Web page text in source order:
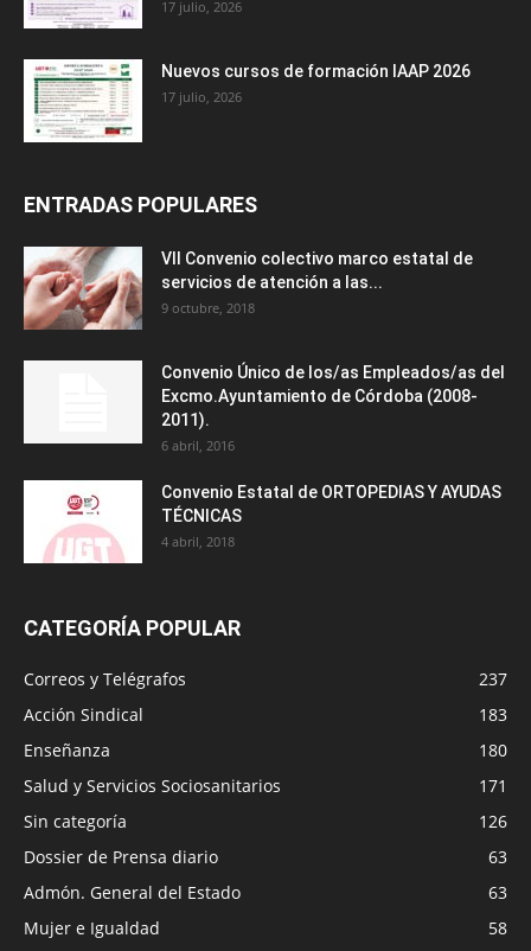
17 julio, 2026
Nuevos cursos de formación IAAP 2026
17 julio, 2026
ENTRADAS POPULARES
VII Convenio colectivo marco estatal de
servicios de atención a las...
9 octubre, 2018
Convenio Único de los/as Empleados/as del
Excmo.Ayuntamiento de Córdoba (2008-
2011).
6 abril, 2016
Convenio Estatal de ORTOPEDIAS Y AYUDAS
TÉCNICAS
4 abril, 2018
CATEGORÍA POPULAR
Correos y Telégrafos
237
Acción Sindical
183
Enseñanza
180
Salud y Servicios Sociosanitarios
171
Sin categoría
126
Dossier de Prensa diario
63
Admón. General del Estado
63
Mujer e Igualdad
58